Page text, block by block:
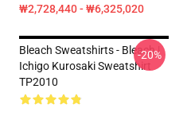
₩2,728,440 - ₩6,325,020
Bleach Sweatshirts - Bleach |
Ichigo Kurosaki Sweatshirt
TP2010
-20%